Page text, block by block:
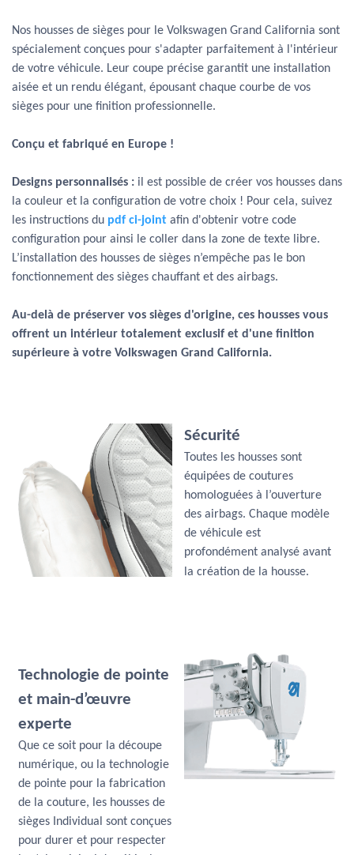
Nos housses de sièges pour le Volkswagen Grand California sont
spécialement conçues pour s'adapter parfaitement à l'intérieur
de votre véhicule. Leur coupe précise garantit une installation
aisée et un rendu élégant, épousant chaque courbe de vos
sièges pour une finition professionnelle.
Conçu et fabriqué en Europe !
Designs personnalisés : il est possible de créer vos housses dans
la couleur et la configuration de votre choix ! Pour cela, suivez
les instructions du pdf ci-joint afin d'obtenir votre code
configuration pour ainsi le coller dans la zone de texte libre.
L’installation des housses de sièges n’empêche pas le bon
fonctionnement des sièges chauffant et des airbags.
Au-delà de préserver vos sièges d'origine, ces housses vous
offrent un intérieur totalement exclusif et d'une finition
supérieure à votre Volkswagen Grand California.
Sécurité
Toutes les housses sont
équipées de coutures
homologuées à l’ouverture
des airbags. Chaque modèle
de véhicule est
profondément analysé avant
la création de la housse.
Technologie de pointe
et main-d’œuvre
experte
Que ce soit pour la découpe
numérique, ou la technologie
de pointe pour la fabrication
de la couture, les housses de
sièges Individual sont conçues
pour durer et pour respecter